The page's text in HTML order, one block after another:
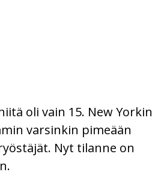
oli vain 15. New Yorkin
varsinkin pimeään
Nyt tilanne on